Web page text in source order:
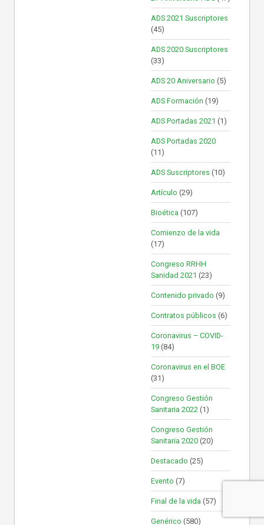
ADS 2021 Suscriptores
(45)
ADS 2020 Suscriptores
(33)
ADS 20 Aniversario (5)
ADS Formación (19)
ADS Portadas 2021 (1)
ADS Portadas 2020
(11)
ADS Suscriptores (10)
Artículo (29)
Bioética (107)
Comienzo de la vida
(17)
Congreso RRHH
Sanidad 2021 (23)
Contenido privado (9)
Contratos públicos (6)
Coronavirus – COVID-
19 (84)
Coronavirus en el BOE
(31)
Congreso Gestión
Sanitaria 2022 (1)
Congreso Gestión
Sanitaria 2020 (20)
Destacado (25)
Evento (7)
Final de la vida (57)
Genérico (580)